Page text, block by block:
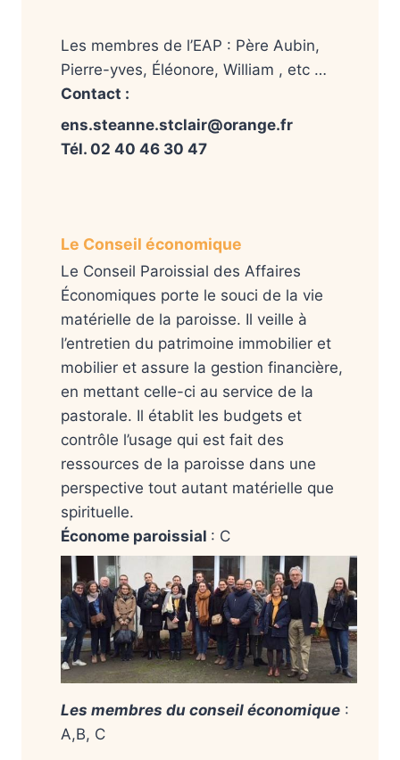
Les membres de l’EAP : Père Aubin,
Pierre-yves, Éléonore, William , etc …
Contact :
ens.steanne.stclair@orange.fr
Tél. 02 40 46 30 47
Le Conseil économique
Le Conseil Paroissial des Affaires
Économiques porte le souci de la vie
matérielle de la paroisse. Il veille à
l’entretien du patrimoine immobilier et
mobilier et assure la gestion financière,
en mettant celle-ci au service de la
pastorale. Il établit les budgets et
contrôle l’usage qui est fait des
ressources de la paroisse dans une
perspective tout autant matérielle que
spirituelle.
Économe paroissial : C
Les membres du conseil économique :
A,B, C